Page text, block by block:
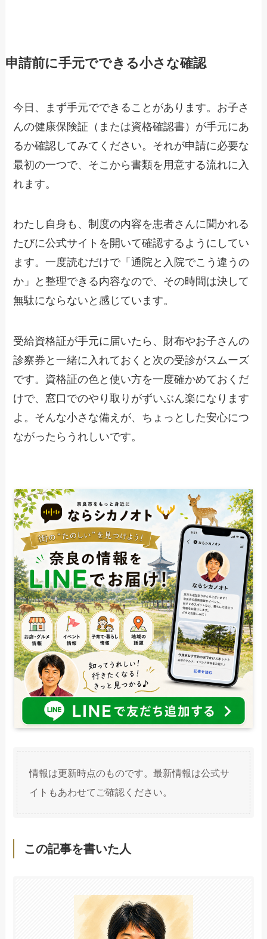
申請前に手元でできる小さな確認
今日、まず手元でできることがあります。お子さ
んの健康保険証（または資格確認書）が手元にあ
るか確認してみてください。それが申請に必要な
最初の一つで、そこから書類を用意する流れに入
れます。
わたし自身も、制度の内容を患者さんに聞かれる
たびに公式サイトを開いて確認するようにしてい
ます。一度読むだけで「通院と入院でこう違うの
か」と整理できる内容なので、その時間は決して
無駄にならないと感じています。
受給資格証が手元に届いたら、財布やお子さんの
診察券と一緒に入れておくと次の受診がスムーズ
です。資格証の色と使い方を一度確かめておくだ
けで、窓口でのやり取りがずいぶん楽になります
よ。そんな小さな備えが、ちょっとした安心につ
ながったらうれしいです。
情報は更新時点のものです。最新情報は公式サ
イトもあわせてご確認ください。
この記事を書いた人